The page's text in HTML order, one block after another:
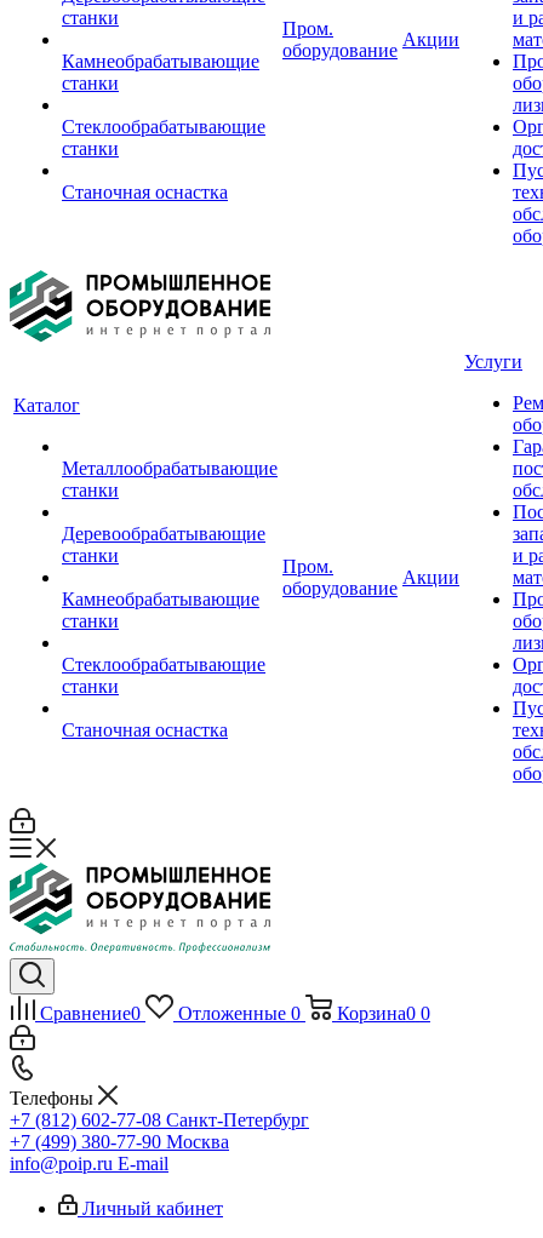
станки
Камнеобрабатывающие
станки
Стеклообрабатывающие
станки
Станочная оснастка
Пром.
оборудование
Акции
и
Каталог
Металлообрабатывающие
станки
Деревообрабатывающие
станки
Камнеобрабатывающие
станки
Стеклообрабатывающие
станки
Станочная оснастка
Пром.
оборудование
Акции
Услуги
и
Сравнение0 Отложенные 0 Корзина0 0
Телефоны
+7 (812) 602-77-08 Санкт-Петербург
+7 (499) 380-77-90 Москва
info@poip.ru E-mail
Личный кабинет